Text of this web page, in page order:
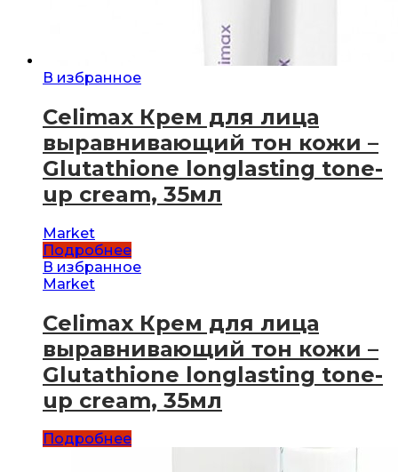
В избранное
Celimax Крем для лица
выравнивающий тон кожи –
Glutathione longlasting tone-
up cream, 35мл
Market
Подробнее
В избранное
Market
Celimax Крем для лица
выравнивающий тон кожи –
Glutathione longlasting tone-
up cream, 35мл
Подробнее